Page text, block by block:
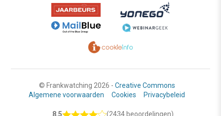
© Frankwatching 2026 - Creative Commons
Algemene voorwaarden
Cookies Privacybeleid
8.5 (2434 beoordelingen)